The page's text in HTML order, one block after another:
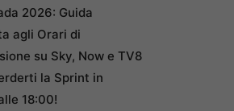
2026: Guida
agli Orari di
su Sky, Now e TV8
la Sprint in
18:00!